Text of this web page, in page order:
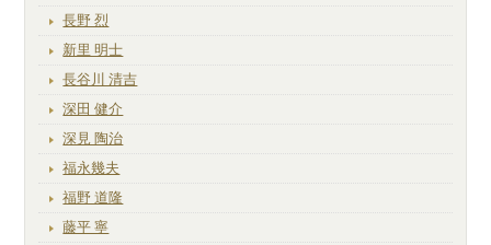
長野 烈
新里 明士
長谷川 清吉
深田 健介
深見 陶治
福永幾夫
福野 道隆
藤平 寧